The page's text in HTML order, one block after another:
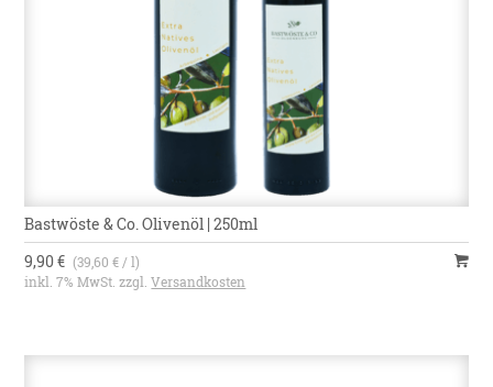
Bastwöste & Co. Olivenöl | 250ml
9,90 € (39,60 € / l)
inkl. 7% MwSt. zzgl.Versandkosten